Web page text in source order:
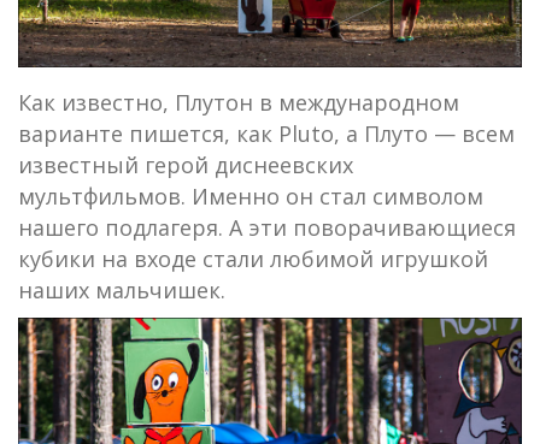
Как известно, Плутон в международном
варианте пишется, как Pluto, а Плуто — всем
известный герой диснеевских
мультфильмов. Именно он стал символом
нашего подлагеря. А эти поворачивающиеся
кубики на входе стали любимой игрушкой
наших мальчишек.